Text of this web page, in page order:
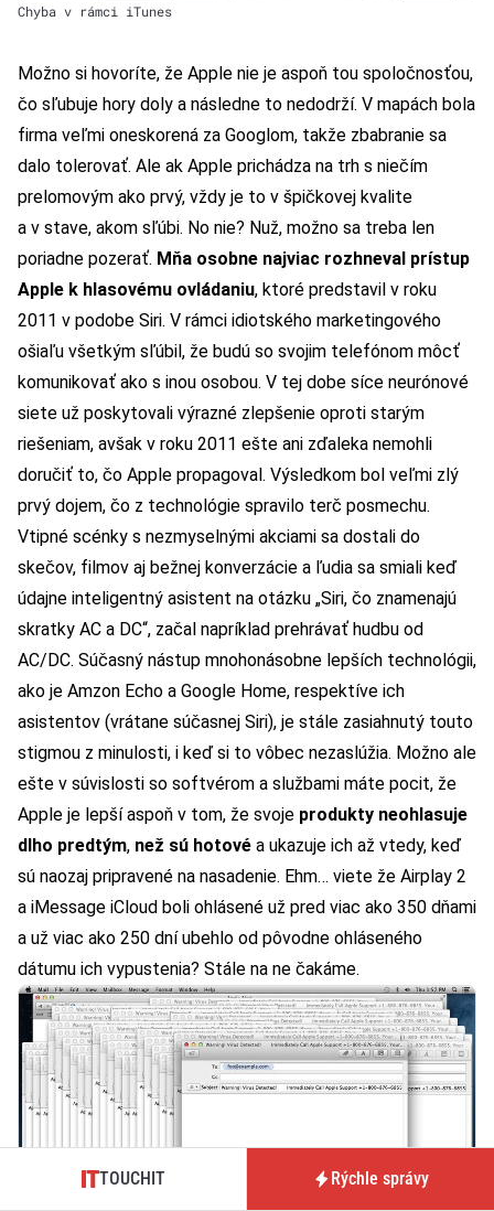
Chyba v rámci iTunes
Možno si hovoríte, že Apple nie je aspoň tou spoločnosťou,
čo sľubuje hory doly a následne to nedodrží. V mapách bola
firma veľmi oneskorená za Googlom, takže zbabranie sa
dalo tolerovať. Ale ak Apple prichádza na trh s niečím
prelomovým ako prvý, vždy je to v špičkovej kvalite
a v stave, akom sľúbi. No nie? Nuž, možno sa treba len
poriadne pozerať. Mňa osobne najviac rozhneval prístup
Apple k hlasovému ovládaniu, ktoré predstavil v roku
2011 v podobe Siri. V rámci idiotského marketingového
ošiaľu všetkým sľúbil, že budú so svojim telefónom môcť
komunikovať ako s inou osobou. V tej dobe síce neurónové
siete už poskytovali výrazné zlepšenie oproti starým
riešeniam, avšak v roku 2011 ešte ani zďaleka nemohli
doručiť to, čo Apple propagoval. Výsledkom bol veľmi zlý
prvý dojem, čo z technológie spravilo terč posmechu.
Vtipné scénky s nezmyselnými akciami sa dostali do
skečov, filmov aj bežnej konverzácie a ľudia sa smiali keď
údajne inteligentný asistent na otázku „Siri, čo znamenajú
skratky AC a DC“, začal napríklad prehrávať hudbu od
AC/DC. Súčasný nástup mnohonásobne lepších technológii,
ako je Amzon Echo a Google Home, respektíve ich
asistentov (vrátane súčasnej Siri), je stále zasiahnutý touto
stigmou z minulosti, i keď si to vôbec nezaslúžia. Možno ale
ešte v súvislosti so softvérom a službami máte pocit, že
Apple je lepší aspoň v tom, že svoje produkty neohlasuje
dlho predtým, než sú hotové a ukazuje ich až vtedy, keď
sú naozaj pripravené na nasadenie. Ehm… viete že Airplay 2
a iMessage iCloud boli ohlásené už pred viac ako 350 dňami
a už viac ako 250 dní ubehlo od pôvodne ohláseného
dátumu ich vypustenia? Stále na ne čakáme.
TOUCHIT Rýchle správy